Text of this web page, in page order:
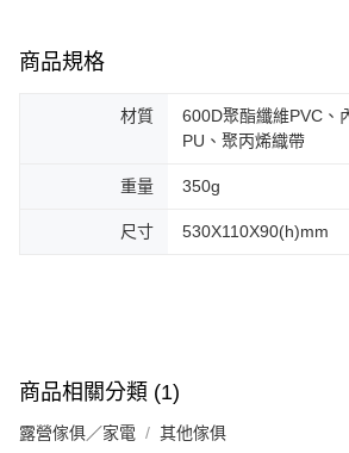
商品規格
材質
600D聚酯纖維PVC、
PU、聚丙烯織帶
重量 350g
尺寸 530X110X90(h)mm
商品相關分類 (1)
露營傢俱／家電 其他傢俱